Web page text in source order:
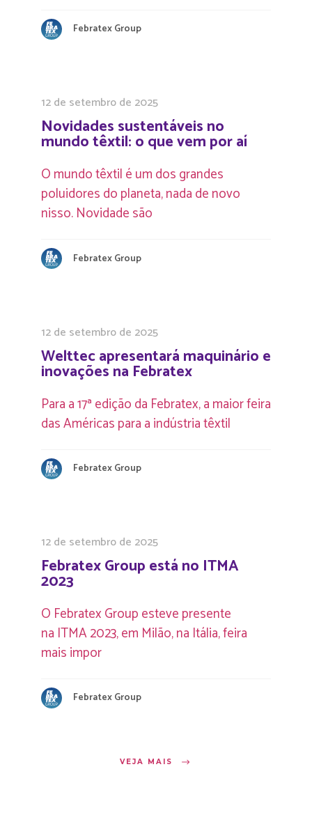
Febratex Group
12 de setembro de 2025
Novidades sustentáveis no
mundo têxtil: o que vem por aí
O mundo têxtil é um dos grandes
poluidores do planeta, nada de novo
nisso. Novidade são
Febratex Group
12 de setembro de 2025
Welttec apresentará maquinário e
inovações na Febratex
Para a 17ª edição da Febratex, a maior feira
das Américas para a indústria têxtil
Febratex Group
12 de setembro de 2025
Febratex Group está no ITMA
2023
O Febratex Group esteve presente
na ITMA 2023, em Milão, na Itália, feira
mais impor
Febratex Group
VEJA MAIS